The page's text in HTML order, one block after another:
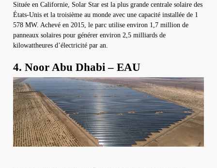
Située en Californie, Solar Star est la plus grande centrale solaire des
États-Unis et la troisième au monde avec une capacité installée de 1
578 MW. Achevé en 2015, le parc utilise environ 1,7 million de
panneaux solaires pour générer environ 2,5 milliards de
kilowattheures d’électricité par an.
4. Noor Abu Dhabi – EAU